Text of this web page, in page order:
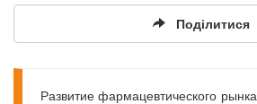
Поділитися
Развитие фармацевтического